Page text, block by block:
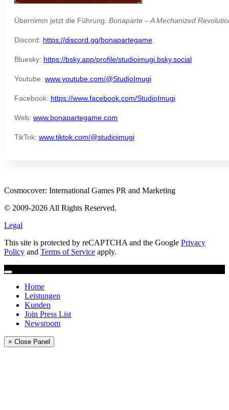
Übernimm jetzt die Führung. Bonaparte – A Mechanized
Discord: https://discord.gg/bonapartegame
Bluesky: https://bsky.app/profile/studioimugi.bsky.social
Youtube: www.youtube.com/@StudioImugi
Facebook: https://www.facebook.com/StudioImugi
Web: www.bonapartegame.com
TikTok: www.tiktok.com/@studioimugi
Cosmocover: International Games PR and Marketing
© 2009-2026 All Rights Reserved.
Legal
This site is protected by reCAPTCHA and the Google Privacy
Policy and Terms of Service apply.
Home
Leistungen
Kunden
Join Press List
Newsroom
× Close Panel